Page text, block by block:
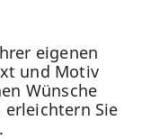
eigenen
und Motiv
Wünsche
Sie